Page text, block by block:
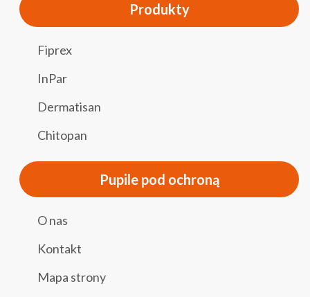
Produkty
Fiprex
InPar
Dermatisan
Chitopan
Pupile pod ochroną
O nas
Kontakt
Mapa strony